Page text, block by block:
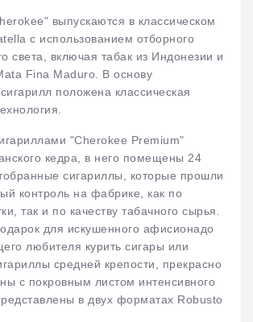
выпускаются в классическом
с использованием отборного
света, включая табак из Индонезии и
Fina Maduro. В основу
положена классическая
"Cherokee Premium"
кедра, в него помещены 24
сигариллы, которые прошли
контроль на фабрике, как по
так и по качеству табачного сырья.
для искушенного афисионадо
любителя курить сигары или
средней крепости, прекрасно
с покровным листом интенсивного
в двух форматах Robusto